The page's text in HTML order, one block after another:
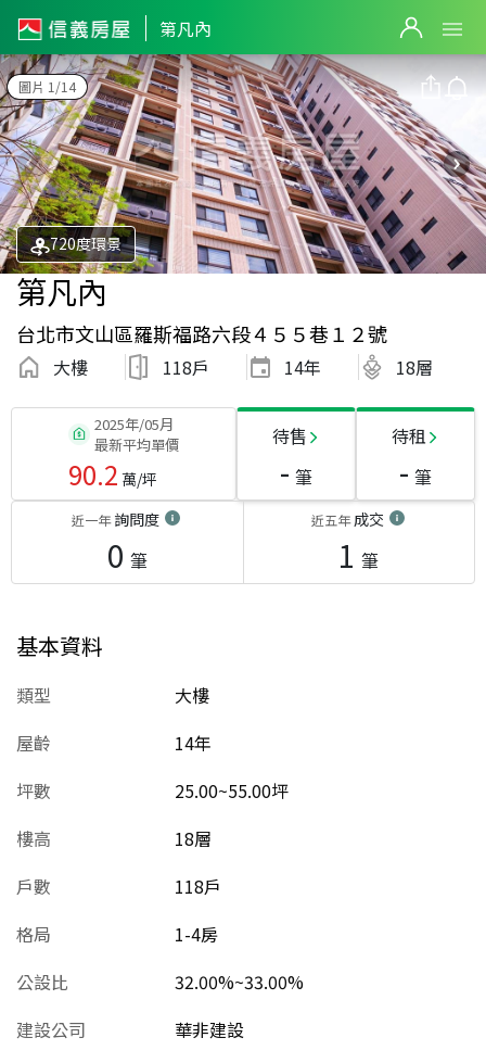
第凡內
圖片 1/14
720度環景
第凡內
台北市文山區羅斯福路六段４５５巷１２號
大樓 118戶 14年 18層
2025年/05月
最新平均單價
90.2 萬/坪
待售
- 筆
待租
- 筆
近一年詢問度
0 筆
近五年成交
1 筆
基本資料
類型
大樓
屋齡
14年
坪數
25.00~55.00坪
樓高
18層
戶數
118戶
格局
1-4房
公設比
32.00%~33.00%
建設公司
華非建設